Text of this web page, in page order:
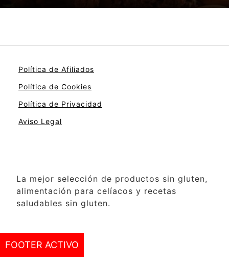
Política de Afiliados
Política de Cookies
Política de Privacidad
Aviso Legal
La mejor selección de productos sin gluten,
alimentación para celíacos y recetas
saludables sin gluten.
FOOTER ACTIVO